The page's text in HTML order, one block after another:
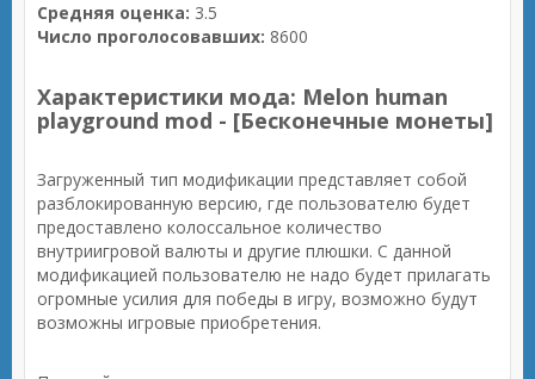
Средняя оценка: 3.5
Число проголосовавших: 8600
Характеристики мода: Melon human
playground mod - [Бесконечные монеты]
Загруженный тип модификации представляет собой
разблокированную версию, где пользователю будет
предоставлено колоссальное количество
внутриигровой валюты и другие плюшки. С данной
модификацией пользователю не надо будет прилагать
огромные усилия для победы в игру, возможно будут
возможны игровые приобретения.